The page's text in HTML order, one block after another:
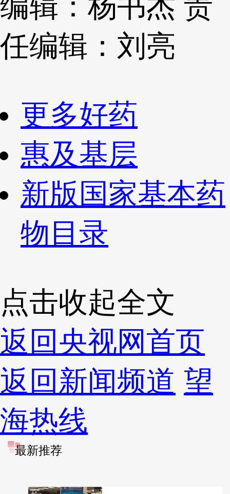
任编辑：刘亮
更多好药
惠及基层
新版国家基本药
物目录
点击收起全文
返回央视网首页
返回新闻频道 望
海热线
最新推荐